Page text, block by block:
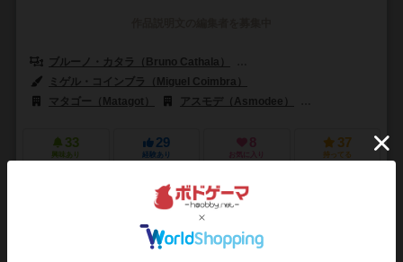
ブルーノ・カタラ（Bruno Cathala）
ミゲル・コインブラ（Miguel Coimbra）
マタゴー（Matagot）
アスモデ（Asmodee）
33
興味あり
29
経験あり
8
お気に入り
37
持ってる